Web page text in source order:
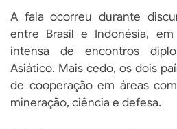
A fala ocorreu durante
entre Brasil e Indonésia,
intensa de encontros
Asiático. Mais cedo, os dois
de cooperação em áreas
mineração, ciência e defesa.